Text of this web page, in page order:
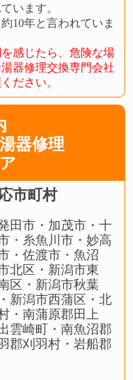
います。
10年と言われていま
感じたら、危険な場
器修理交換専門会社
ださい。
器修理
市町村
田市・加茂市・十
・糸魚川市・妙高
・佐渡市・魚沼
北区・新潟市東
区・新潟市秋葉
新潟市西蒲区・北
・南蒲原郡田上
雲崎町・南魚沼郡
郡刈羽村・岩船郡